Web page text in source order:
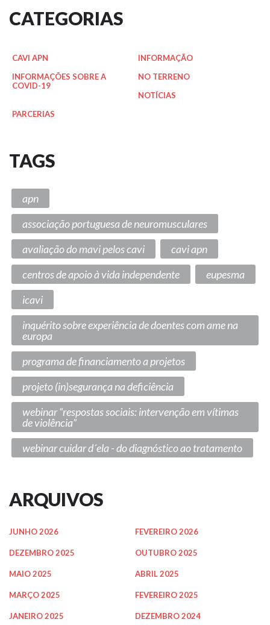
CATEGORIAS
CAVI APN
INFORMAÇÃO
INFORMAÇÕES SOBRE A
COVID-19
NO TERRENO
NOTÍCIAS
PARCERIAS
TAGS
apn
associação portuguesa de neuromusculares
avaliação do mavi pelos cavi
cavi apn
centros de apoio à vida independente
eupesma
icavi
inquérito sobre experiência de doentes com ame na
europa
programa de financiamento a projetos
projeto (in)segurança na deficiência
webinar “respostas sociais: intervenção em vítimas
de violência”
webinar cuidar d´ela - do diagnóstico ao tratamento
ARQUIVOS
JUNHO 2026 FEVEREIRO 2026
DEZEMBRO 2025 OUTUBRO 2025
MAIO 2025 ABRIL 2025
MARÇO 2025 FEVEREIRO 2025
JANEIRO 2025 DEZEMBRO 2024